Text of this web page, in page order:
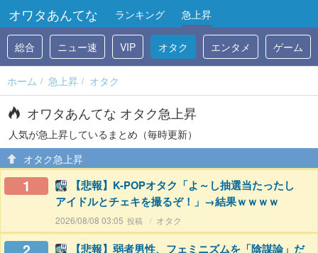
オワタあんてな ランキング 急上昇
総合 ニュー速 VIP オタク エンタメ ゲーム
ホーム 急上昇 オタク
オワタあんてな オタク急上昇
人気が急上昇しているまとめ（毎時更新）
オタク急上昇
1
【悲報】K-POPオタク「よ～し抽選当たったし
アイドルとチェキを撮るぞ！」→結果ｗｗｗｗ
2026/08/08 03:05 オタク
【悲報】弱者男性、フェミニズムを「陰謀論」だ